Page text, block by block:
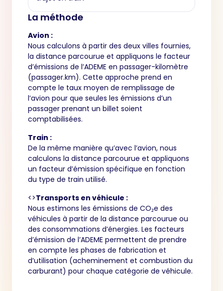
La méthode
Avion :
Nous calculons à partir des deux villes fournies,
la distance parcourue et appliquons le facteur
d’émissions de l’ADEME en passager-kilomètre
(passager.km). Cette approche prend en
compte le taux moyen de remplissage de
l’avion pour que seules les émissions d’un
passager prenant un billet soient
comptabilisées.
Train :
De la même manière qu’avec l’avion, nous
calculons la distance parcourue et appliquons
un facteur d’émission spécifique en fonction
du type de train utilisé.
<>Transports en véhicule :
Nous estimons les émissions de CO₂e des
véhicules à partir de la distance parcourue ou
des consommations d’énergies. Les facteurs
d’émission de l’ADEME permettent de prendre
en compte les phases de fabrication et
d’utilisation (acheminement et combustion du
carburant) pour chaque catégorie de véhicule.